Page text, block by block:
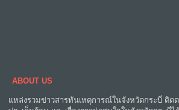
ABOUT US
แหล่งรวมข่าวสารทันเหตุการณ์ในจังหวัดกระบี่ ติด